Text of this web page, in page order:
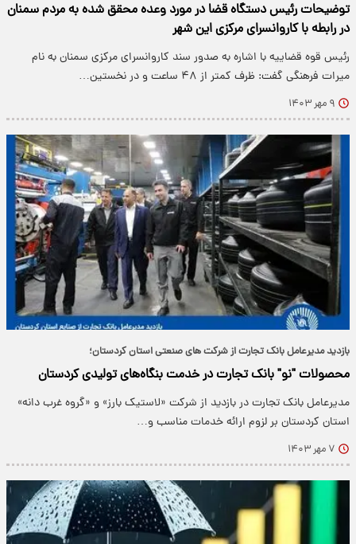
توضیحات رئیس دستگاه قضا در مورد وعده محقق شده به مردم سمنان
در رابطه با کاروانسرای مرکزی این شهر
رئیس قوه قضاییه با اشاره به صدور سند کاروانسرای مرکزی سمنان به نام
میرات فرهنگی گفت: ظرف کمتر از ۴۸ ساعت و در نخستین…
۹ مهر ۱۴۰۳
بازدید مدیرعامل بانک تجارت از شرکت های صنعتی استان کردستان؛
محصولات "نو" بانک تجارت در خدمت بنگاه‌های تولیدی کردستان
مدیرعامل بانک تجارت در بازدید از شرکت «لاستیک بارز» و «گروه غرب دانه»
استان کردستان بر لزوم ارائه خدمات مناسب و…
۷ مهر ۱۴۰۳